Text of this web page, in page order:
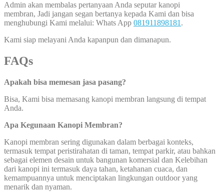
Admin akan membalas pertanyaan Anda seputar kanopi
membran, Jadi jangan segan bertanya kepada Kami dan bisa
menghubungi Kami melalui: Whats App 081911898181 .
Kami siap melayani Anda kapanpun dan dimanapun.
FAQs
Apakah bisa memesan jasa pasang?
Bisa, Kami bisa memasang kanopi membran langsung di tempat
Anda.
Apa Kegunaan Kanopi Membran?
Kanopi membran sering digunakan dalam berbagai konteks,
termasuk tempat peristirahatan di taman, tempat parkir, atau bahkan
sebagai elemen desain untuk bangunan komersial dan Kelebihan
dari kanopi ini termasuk daya tahan, ketahanan cuaca, dan
kemampuannya untuk menciptakan lingkungan outdoor yang
menarik dan nyaman.